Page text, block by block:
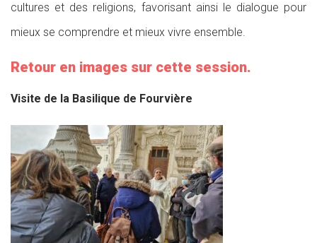
cultures et des religions, favorisant ainsi le dialogue pour
mieux se comprendre et mieux vivre ensemble.
Retour en images sur cette session.
Visite de la Basilique de Fourvière